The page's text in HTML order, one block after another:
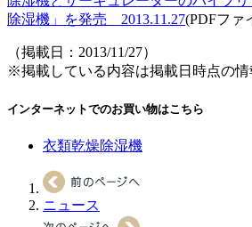
除湿機」を発売 2013.11.27(PDFファ
（掲載日：2013/11/27）
※掲載している内容は掲載日時点の情
インターネットでのお買い物はこちら
衣類乾燥除湿機
ニュース